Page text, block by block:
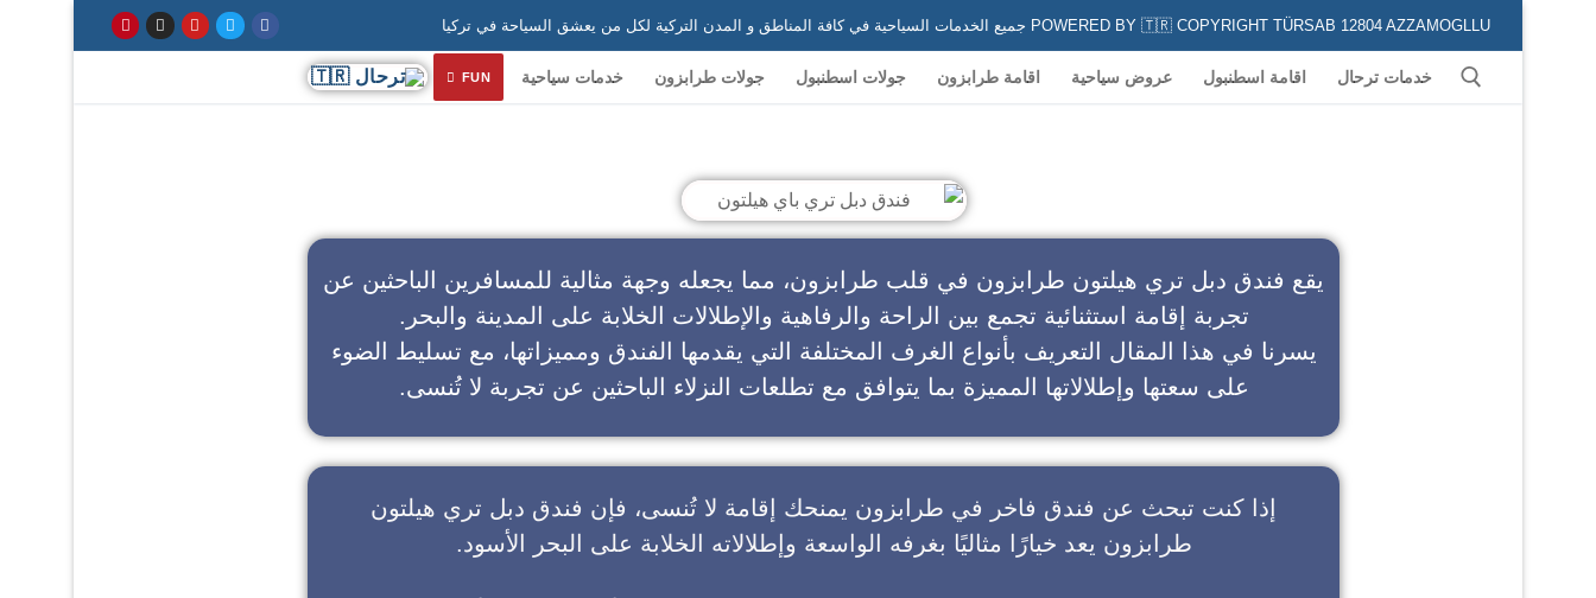
POWERED BY 🇹🇷 COPYRIGHT TÜRSAB 12804 AZZAMOGLLU جميع الخدمات السياحية في كافة المناطق و المدن التركية لكل من يعشق السياحة في تركيا
خدمات ترحال اقامة اسطنبول عروض سياحية اقامة طرابزون جولات اسطنبول جولات طرابزون خدمات سياحية FUN
يقع فندق دبل تري هيلتون طرابزون في قلب طرابزون، مما يجعله وجهة مثالية للمسافرين الباحثين عن
تجربة إقامة استثنائية تجمع بين الراحة والرفاهية والإطلالات الخلابة على المدينة والبحر.
يسرنا في هذا المقال التعريف بأنواع الغرف المختلفة التي يقدمها الفندق ومميزاتها، مع تسليط الضوء
على سعتها وإطلالاتها المميزة بما يتوافق مع تطلعات النزلاء الباحثين عن تجربة لا تُنسى.
إذا كنت تبحث عن فندق فاخر في طرابزون يمنحك إقامة لا تُنسى، فإن فندق دبل تري هيلتون
طرابزون يعد خيارًا مثاليًا بغرفه الواسعة وإطلالاته الخلابة على البحر الأسود.